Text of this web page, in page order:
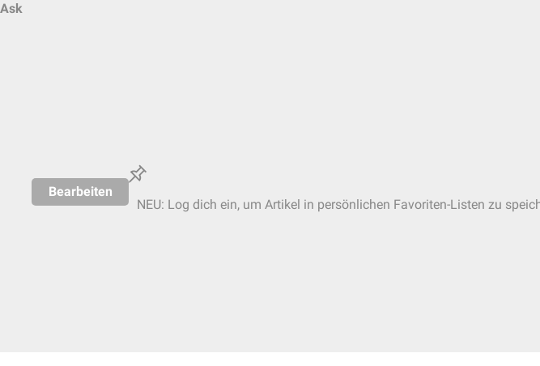
Ask
Bearbeiten
NEU: Log dich ein, um Artikel in persönlichen Favoriten-Listen zu